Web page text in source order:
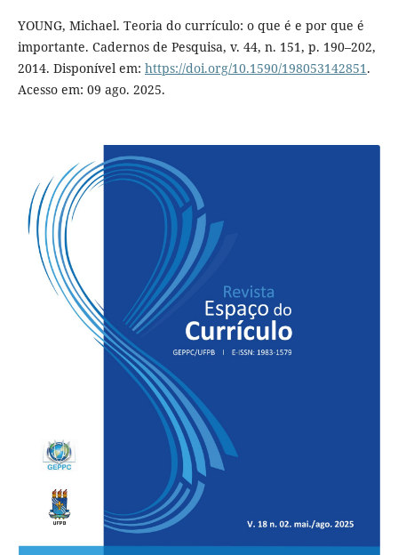
YOUNG, Michael. Teoria do currículo: o que é e por que é
importante. Cadernos de Pesquisa, v. 44, n. 151, p. 190–202,
2014. Disponível em: https://doi.org/10.1590/198053142851 .
Acesso em: 09 ago. 2025.